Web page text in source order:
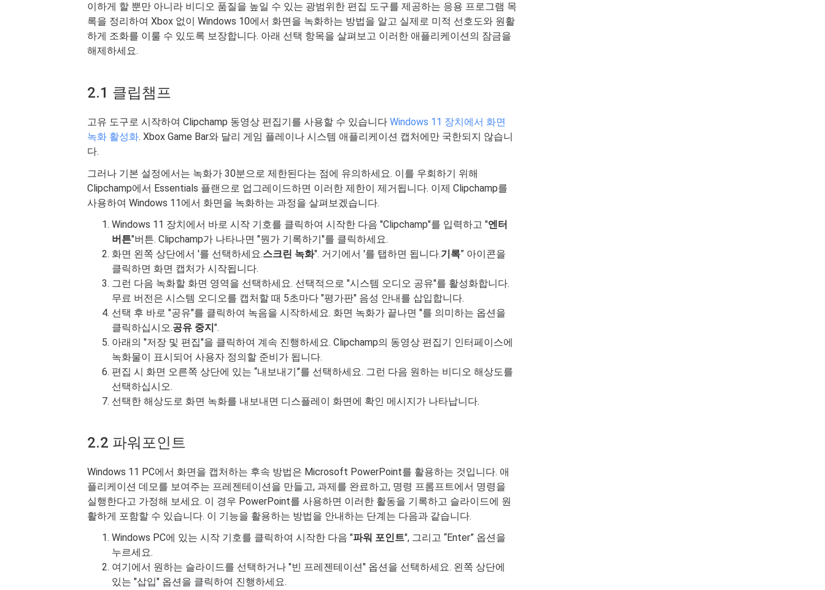
이하게 할 뿐만 아니라 비디오 품질을 높일 수 있는 광범위한 편집 도구를 제공하는 응용 프로그램 목
록을 정리하여 Xbox 없이 Windows 10에서 화면을 녹화하는 방법을 알고 실제로 미적 선호도와 원활
하게 조화를 이룰 수 있도록 보장합니다. 아래 선택 항목을 살펴보고 이러한 애플리케이션의 잠금을
해제하세요.
2.1 클립챔프
고유 도구로 시작하여 Clipchamp 동영상 편집기를 사용할 수 있습니다 Windows 11 장치에서 화면
녹화 활성화. Xbox Game Bar와 달리 게임 플레이나 시스템 애플리케이션 캡처에만 국한되지 않습니
다.
그러나 기본 설정에서는 녹화가 30분으로 제한된다는 점에 유의하세요. 이를 우회하기 위해
Clipchamp에서 Essentials 플랜으로 업그레이드하면 이러한 제한이 제거됩니다. 이제 Clipchamp를
사용하여 Windows 11에서 화면을 녹화하는 과정을 살펴보겠습니다.
Windows 11 장치에서 바로 시작 기호를 클릭하여 시작한 다음 "Clipchamp"를 입력하고 "엔터
버튼"버튼. Clipchamp가 나타나면 "뭔가 기록하기"를 클릭하세요.
화면 왼쪽 상단에서 '를 선택하세요.스크린 녹화". 거기에서 '를 탭하면 됩니다.기록” 아이콘을
클릭하면 화면 캡처가 시작됩니다.
그런 다음 녹화할 화면 영역을 선택하세요. 선택적으로 "시스템 오디오 공유"를 활성화합니다.
무료 버전은 시스템 오디오를 캡처할 때 5초마다 "평가판" 음성 안내를 삽입합니다.
선택 후 바로 "공유"를 클릭하여 녹음을 시작하세요. 화면 녹화가 끝나면 "를 의미하는 옵션을
클릭하십시오.공유 중지".
아래의 "저장 및 편집"을 클릭하여 계속 진행하세요. Clipchamp의 동영상 편집기 인터페이스에
녹화물이 표시되어 사용자 정의할 준비가 됩니다.
편집 시 화면 오른쪽 상단에 있는 “내보내기”를 선택하세요. 그런 다음 원하는 비디오 해상도를
선택하십시오.
선택한 해상도로 화면 녹화를 내보내면 디스플레이 화면에 확인 메시지가 나타납니다.
2.2 파워포인트
Windows 11 PC에서 화면을 캡처하는 후속 방법은 Microsoft PowerPoint를 활용하는 것입니다. 애
플리케이션 데모를 보여주는 프레젠테이션을 만들고, 과제를 완료하고, 명령 프롬프트에서 명령을
실행한다고 가정해 보세요. 이 경우 PowerPoint를 사용하면 이러한 활동을 기록하고 슬라이드에 원
활하게 포함할 수 있습니다. 이 기능을 활용하는 방법을 안내하는 단계는 다음과 같습니다.
Windows PC에 있는 시작 기호를 클릭하여 시작한 다음 "파워 포인트", 그리고 “Enter” 옵션을
누르세요.
여기에서 원하는 슬라이드를 선택하거나 "빈 프레젠테이션" 옵션을 선택하세요. 왼쪽 상단에
있는 "삽입" 옵션을 클릭하여 진행하세요.